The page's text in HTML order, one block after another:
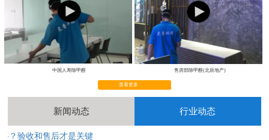
售房部除甲醛（海伦堡地产） 轻轨列车除甲醛视频